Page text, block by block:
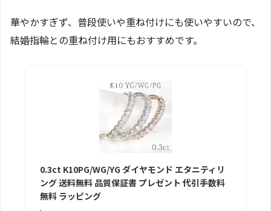
華やかすぎず、普段使いや重ね付けにも使いやすいので、
結婚指輪との重ね付け用にもおすすめです。
0.3ct K10PG/WG/YG ダイヤモンド エタニティリ
ング 送料無料 品質保証書 プレゼント 代引手数料
無料 ラッピング